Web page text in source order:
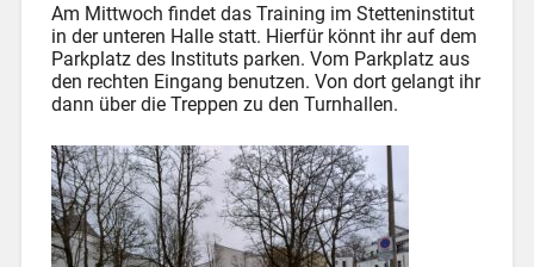
Am Mittwoch findet das Training im Stetteninstitut
in der unteren Halle statt. Hierfür könnt ihr auf dem
Parkplatz des Instituts parken. Vom Parkplatz aus
den rechten Eingang benutzen. Von dort gelangt ihr
dann über die Treppen zu den Turnhallen.